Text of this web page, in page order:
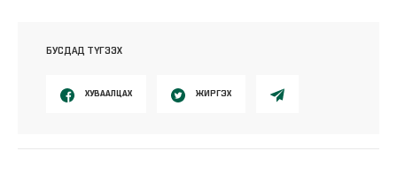
БУСДАД ТҮГЭЭХ
ХУВААЛЦАХ ЖИРГЭХ